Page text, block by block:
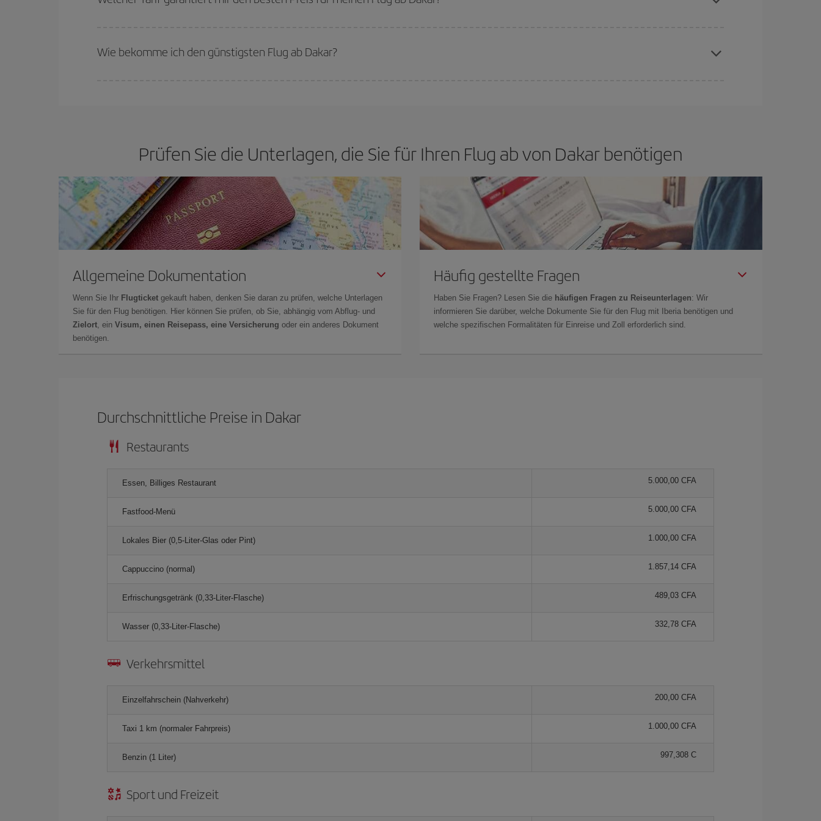
Wie bekomme ich den günstigsten Flug ab Dakar?
Prüfen Sie die Unterlagen, die Sie für Ihren Flug ab von Dakar benötigen
Allgemeine Dokumentation
Wenn Sie Ihr Flugticket gekauft haben, denken Sie daran zu prüfen, welche Unterlagen
Sie für den Flug benötigen. Hier können Sie prüfen, ob Sie, abhängig vom Abflug- und
Zielort , ein Visum, einen Reisepass, eine Versicherung oder ein anderes Dokument
benötigen.
Häufig gestellte Fragen
Haben Sie Fragen? Lesen Sie die häufigen Fragen zu Reiseunterlagen: Wir
informieren Sie darüber, welche Dokumente Sie für den Flug mit Iberia benötigen und
welche spezifischen Formalitäten für Einreise und Zoll erforderlich sind.
Durchschnittliche Preise in Dakar
Restaurants
Essen, Billiges Restaurant 5.000,00 CFA
Fastfood-Menü 5.000,00 CFA
Lokales Bier (0,5-Liter-Glas oder Pint) 1.000,00 CFA
Cappuccino (normal) 1.857,14 CFA
Erfrischungsgetränk (0,33-Liter-Flasche) 489,03 CFA
Wasser (0,33-Liter-Flasche) 332,78 CFA
Verkehrsmittel
Einzelfahrschein (Nahverkehr) 200,00 CFA
Taxi 1 km (normaler Fahrpreis) 1.000,00 CFA
Benzin (1 Liter) 997,308 C
Sport und Freizeit